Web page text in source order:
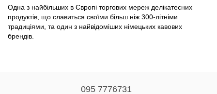
Одна з найбільших в Європі торгових мереж делікатесних
продуктів, що славиться своїми більш ніж 300-літніми
традиціями, та один з найвідоміших німецьких кавових
брендів.
095 7776731